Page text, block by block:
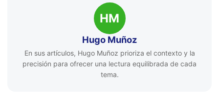
HM
Hugo Muñoz
En sus artículos, Hugo Muñoz prioriza el contexto y la
precisión para ofrecer una lectura equilibrada de cada
tema.